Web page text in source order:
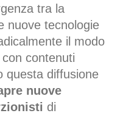
tra la
nuove tecnologie
il modo
contenuti
questa diffusione
nuove
di